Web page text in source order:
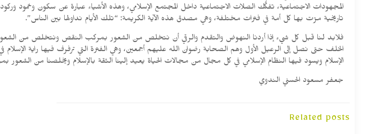
المجهودات الاجتماعية، تفكُّك الصلات الاجتماعية داخل المجتمع الإسلامي، وهذه الأشياء عبارة عن سكون
تاريخية مرّت بها كل أمة في فترات مختلفة، وهي مصدق هذه الآية الكريمة: “تلك الأيام نداولها بين الناس”.
فلابد لنا قبل كل شيء إذا أردنا النهوض والتقدم والرقي أن نتخلص من الشعور بمركب النقص ونتخلص من الشعور
الخلف حتى نصل إلى الرعيل الأول وهم الصحابة رضوان الله عليهم أجمعين، وهي الفترة التي ترفرف فيها راية الإسلام
الإسلام ويسود فيها النظام الإسلامي في كل مجال من مجالات الحياة يعيد إلينا الثقة بالإسلام ويخلصنا من الشعور
جعفر مسعود الحسني الندوي
Related posts